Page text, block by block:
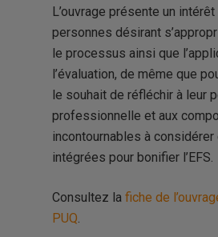
L’ouvrage présente un
personnes désirant
le processus ainsi que
l’évaluation, de même que
le souhait de réfléchir à leur
professionnelle et aux
incontournables à considérer
intégrées pour bonifier l’EFS.
Consultez la fiche de
PUQ